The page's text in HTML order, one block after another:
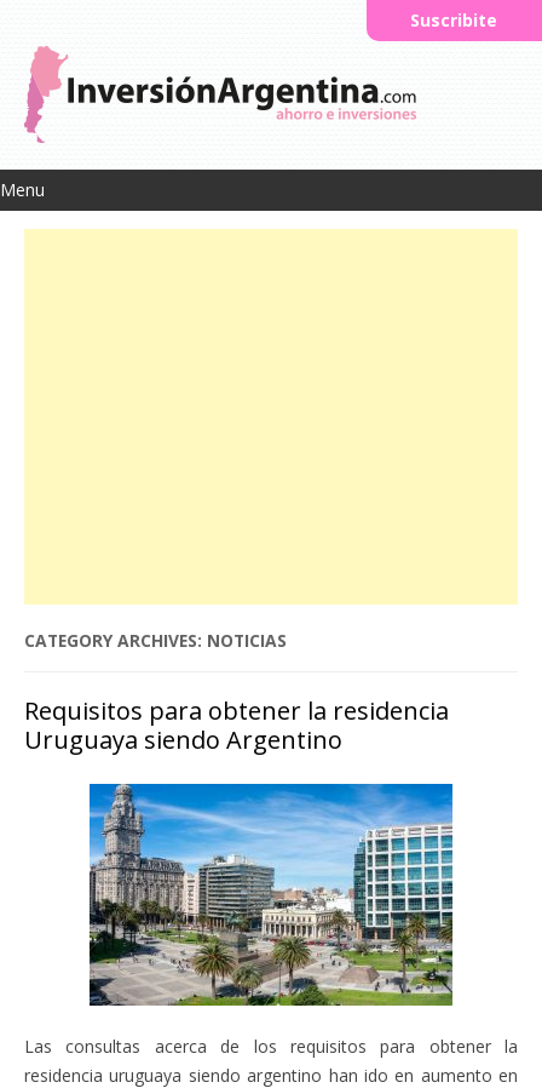
Menu
Suscribite
CATEGORY ARCHIVES: NOTICIAS
Requisitos para obtener la residencia
Uruguaya siendo Argentino
Las consultas acerca de los requisitos para obtener la
residencia uruguaya siendo argentino han ido en aumento en